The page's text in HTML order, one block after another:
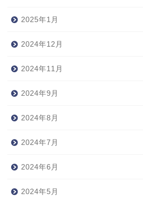
2025年1月
2024年12月
2024年11月
2024年9月
2024年8月
2024年7月
2024年6月
2024年5月